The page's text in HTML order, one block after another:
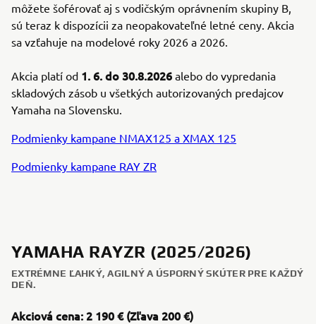
môžete šoférovať aj s vodičským oprávnením skupiny B,
sú teraz k dispozícii za neopakovateľné letné ceny. Akcia
sa vzťahuje na modelové roky 2026 a 2026.
Akcia platí od 1. 6. do 30.8.2026 alebo do vypredania
skladových zásob u všetkých autorizovaných predajcov
Yamaha na Slovensku.
Podmienky kampane NMAX125 a XMAX 125
Podmienky kampane RAY ZR
YAMAHA RAYZR (2025/2026)
EXTRÉMNE ĽAHKÝ, AGILNÝ A ÚSPORNÝ SKÚTER PRE KAŽDÝ
DEŇ.
Akciová cena: 2 190 € (Zľava 200 €)